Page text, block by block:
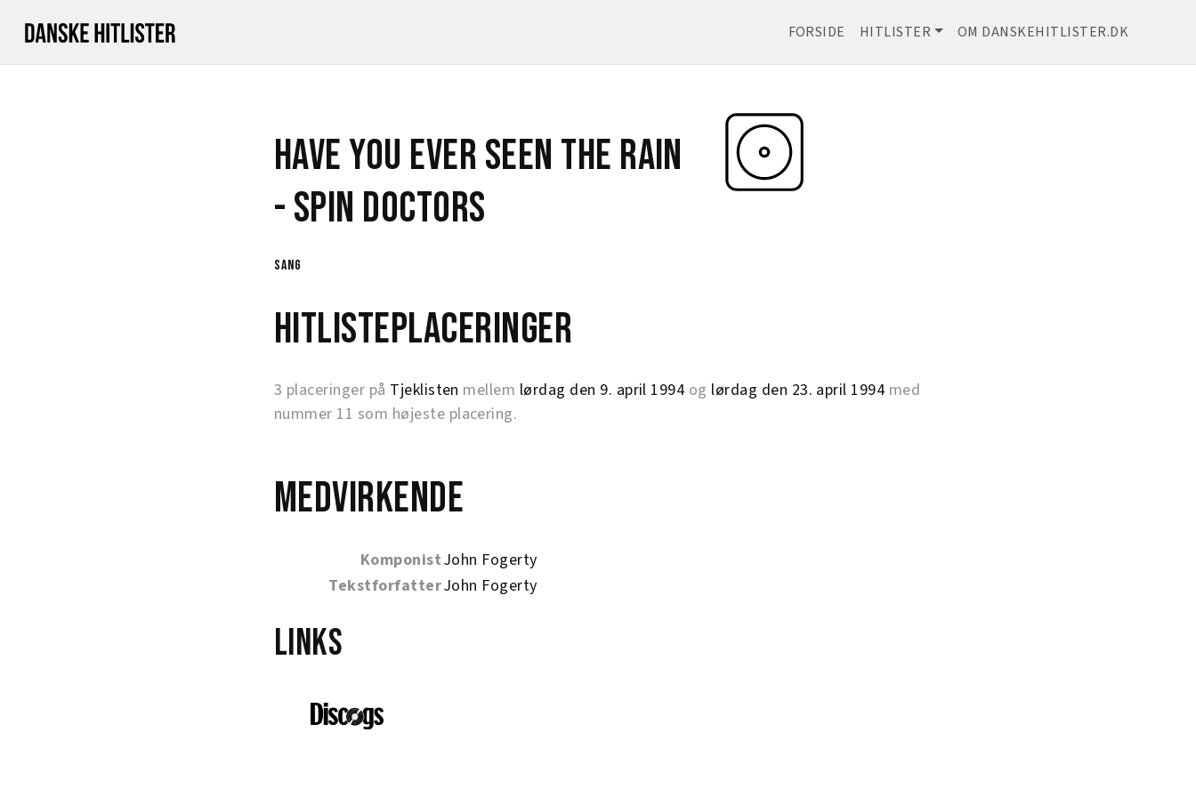
FORSIDE HITLISTER OM DANSKEHITLISTER.DK
Have You Ever Seen The Rain
-Spin Doctors
sang
Hitlisteplaceringer
3 placeringer på Tjeklisten mellem lørdag den 9. april 1994 og lørdag den 23. april 1994 med
nummer 11 som højeste placering.
Medvirkende
KomponistJohn Fogerty
TekstforfatterJohn Fogerty
Links